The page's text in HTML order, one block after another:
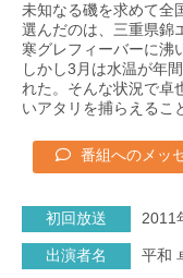
未知なる磯を求めて全
選んだのは、三重県錦
寒グレフィーバーに沸
しかし3月は水温が年
れた。そんな状況で卓
いアタリを捕らえるこ
番組へのメッ
初回放送 2011
出演者名 平和